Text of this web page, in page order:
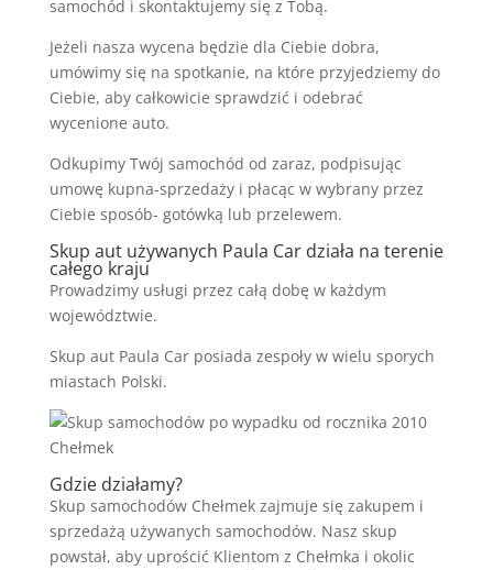
samochód i skontaktujemy się z Tobą.
Jeżeli nasza wycena będzie dla Ciebie dobra,
umówimy się na spotkanie, na które przyjedziemy do
Ciebie, aby całkowicie sprawdzić i odebrać
wycenione auto.
Odkupimy Twój samochód od zaraz, podpisując
umowę kupna-sprzedaży i płacąc w wybrany przez
Ciebie sposób- gotówką lub przelewem.
Skup aut używanych Paula Car działa na terenie
całego kraju
Prowadzimy usługi przez całą dobę w każdym
województwie.
Skup aut Paula Car posiada zespoły w wielu sporych
miastach Polski.
Gdzie działamy?
Skup samochodów Chełmek zajmuje się zakupem i
sprzedażą używanych samochodów. Nasz skup
powstał, aby uprościć Klientom z Chełmka i okolic